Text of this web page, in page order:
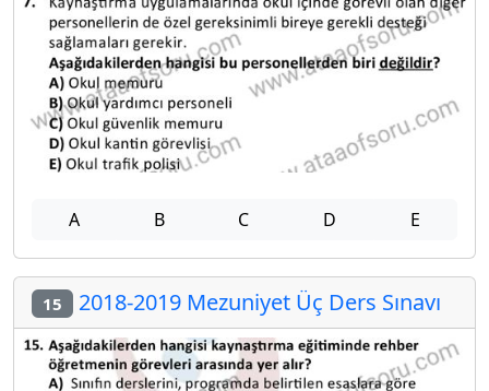
A B C D E
15 2018-2019 Mezuniyet Üç Ders Sınavı